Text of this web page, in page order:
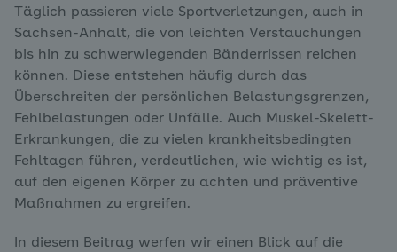
Täglich passieren viele Sportverletzungen, auch in
Sachsen-Anhalt, die von leichten Verstauchungen
bis hin zu schwerwiegenden Bänderrissen reichen
können. Diese entstehen häufig durch das
Überschreiten der persönlichen Belastungsgrenzen,
Fehlbelastungen oder Unfälle. Auch Muskel-Skelett-
Erkrankungen, die zu vielen krankheitsbedingten
Fehltagen führen, verdeutlichen, wie wichtig es ist,
auf den eigenen Körper zu achten und präventive
Maßnahmen zu ergreifen.
In diesem Beitrag werfen wir einen Blick auf die